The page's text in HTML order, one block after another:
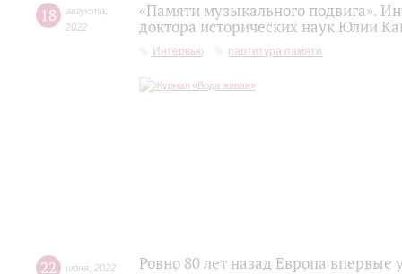
18 августа
2022
«Памяти музыкального подвига».
доктора исторических наук Юлии
Интервью партитура памяти
22 июня 2022
Ровно 80 лет назад Европа